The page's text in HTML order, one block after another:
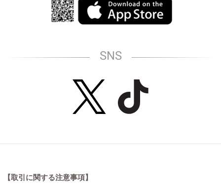
SNS
【取引に関する注意事項】